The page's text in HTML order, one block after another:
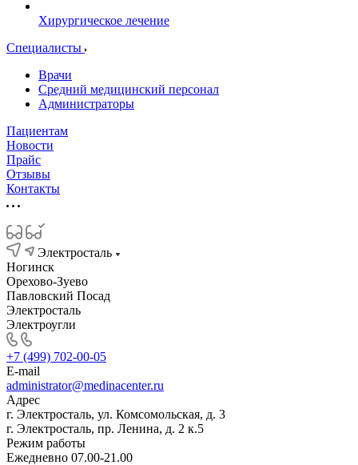
Хирургическое лечение
Специалисты
Врачи
Средний медицинский персонал
Администраторы
Пациентам
Новости
Прайс
Отзывы
Контакты
Электросталь
Ногинск
Орехово-Зуево
Павловский Посад
Электросталь
Электроугли
+7 (499) 702-00-05
E-mail
administrator@medinacenter.ru
Адрес
г. Электросталь, ул. Комсомольская, д. 3
г. Электросталь, пр. Ленина, д. 2 к.5
Режим работы
Ежедневно 07.00-21.00